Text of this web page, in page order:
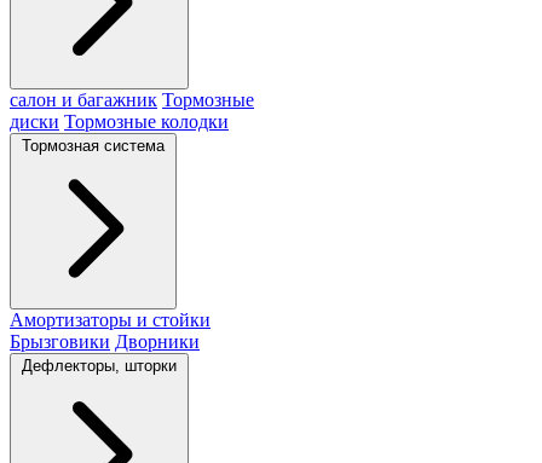
салон и багажник Тормозные
диски Тормозные колодки
Тормозная система
Амортизаторы и стойки
Брызговики Дворники
Дефлекторы, шторки